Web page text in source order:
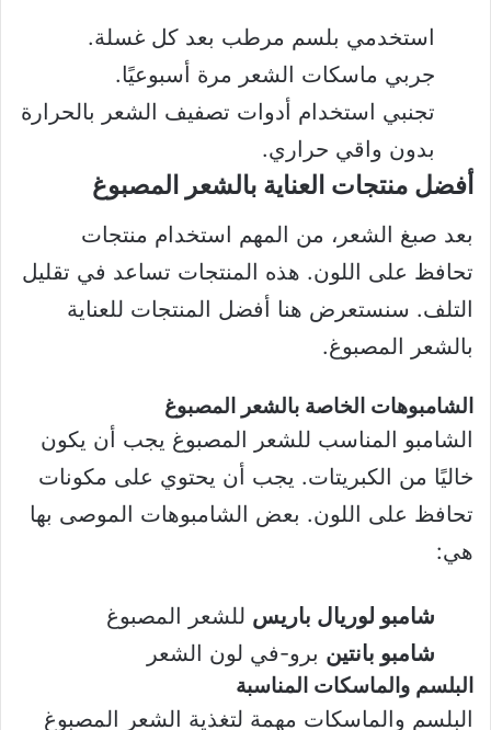
استخدمي بلسم مرطب بعد كل غسلة.
جربي ماسكات الشعر مرة أسبوعيًا.
تجنبي استخدام أدوات تصفيف الشعر بالحرارة
بدون واقي حراري.
أفضل منتجات العناية بالشعر المصبوغ
بعد صبغ الشعر، من المهم استخدام منتجات
تحافظ على اللون. هذه المنتجات تساعد في تقليل
التلف. سنستعرض هنا أفضل المنتجات للعناية
بالشعر المصبوغ.
الشامبوهات الخاصة بالشعر المصبوغ
الشامبو المناسب للشعر المصبوغ يجب أن يكون
خاليًا من الكبريتات. يجب أن يحتوي على مكونات
تحافظ على اللون. بعض الشامبوهات الموصى بها
هي:
شامبو لوريال باريس للشعر المصبوغ
شامبو بانتين برو-في لون الشعر
البلسم والماسكات المناسبة
البلسم والماسكات مهمة لتغذية الشعر المصبوغ